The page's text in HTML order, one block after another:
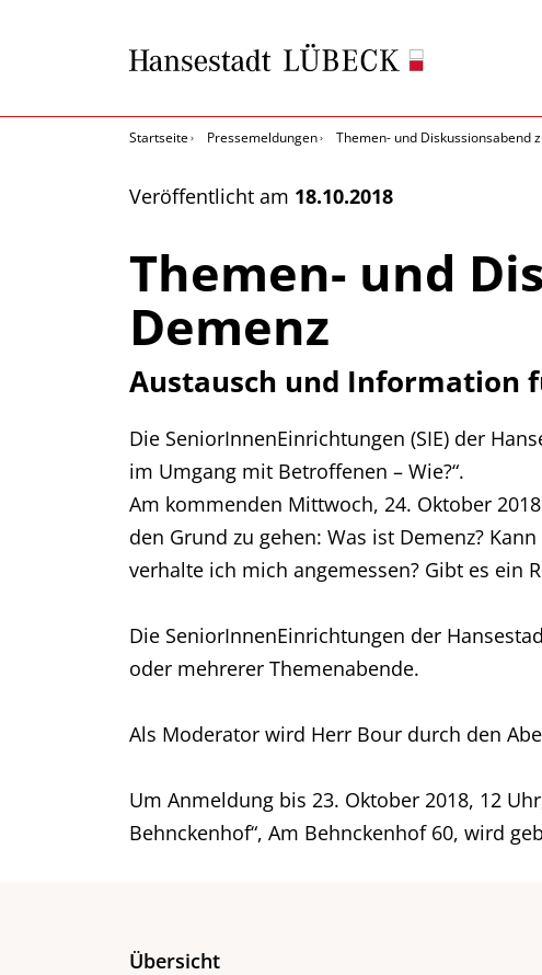
Startseite Pressemeldungen Themen- und Diskussionsabend
Veröffentlicht am 18.10.2018
Themen- und
Demenz
Austausch und Information
Die SeniorInnenEinrichtungen (SIE) der
im Umgang mit Betroffenen – Wie?“.
Am kommenden Mittwoch, 24. Oktober
den Grund zu gehen: Was ist Demenz?
verhalte ich mich angemessen? Gibt es ein
Die SeniorInnenEinrichtungen der
oder mehrerer Themenabende.
Als Moderator wird Herr Bour durch den
Um Anmeldung bis 23. Oktober 2018, 12
Behnckenhof“, Am Behnckenhof 60, wird
Übersicht